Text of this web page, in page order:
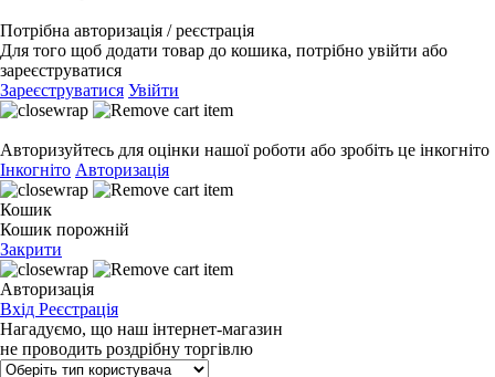
Потрібна авторизація / реєстрація
Для того щоб додати товар до кошика, потрібно увійти або
зареєструватися
Зареєструватися Увійти
Авторизуйтесь для оцінки нашої роботи або зробіть це інкогніто
Інкогніто Авторизація
Кошик
Кошик порожній
Закрити
Авторизація
Вхід Реєстрація
Нагадуємо, що наш інтернет-магазин
не проводить роздрібну торгівлю